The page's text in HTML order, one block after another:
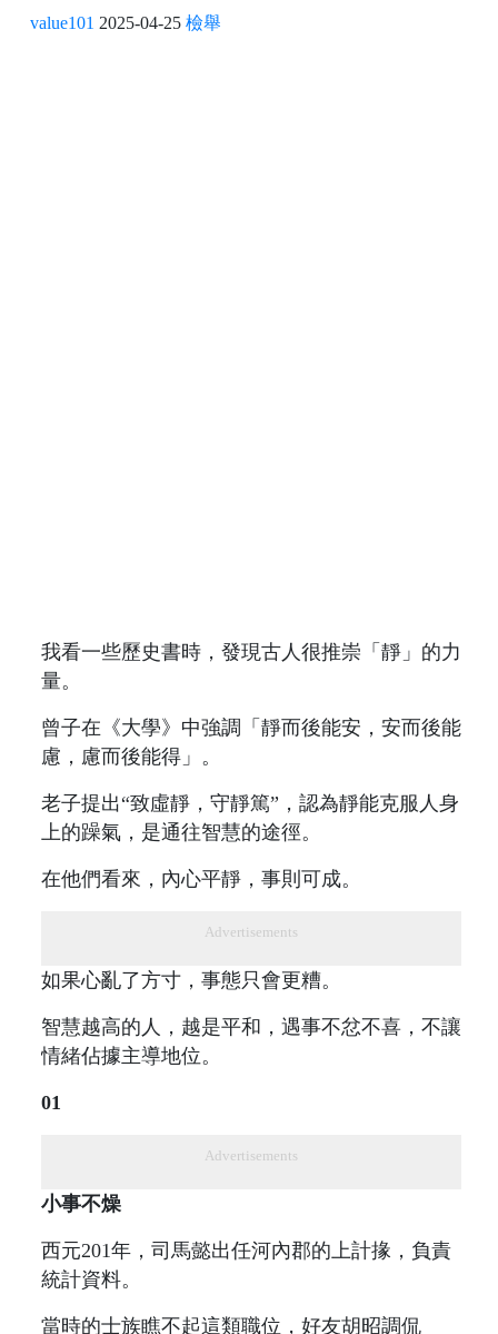
value101 2025-04-25 檢舉
我看一些歷史書時，發現古人很推崇「靜」的力
量。
曾子在《大學》中強調「靜而後能安，安而後能
慮，慮而後能得」。
老子提出“致虛靜，守靜篤”，認為靜能克服人身
上的躁氣，是通往智慧的途徑。
在他們看來，內心平靜，事則可成。
Advertisements
如果心亂了方寸，事態只會更糟。
智慧越高的人，越是平和，遇事不忿不喜，不讓
情緒佔據主導地位。
01
Advertisements
小事不燥
西元201年，司馬懿出任河內郡的上計掾，負責
統計資料。
當時的士族瞧不起這類職位，好友胡昭調侃